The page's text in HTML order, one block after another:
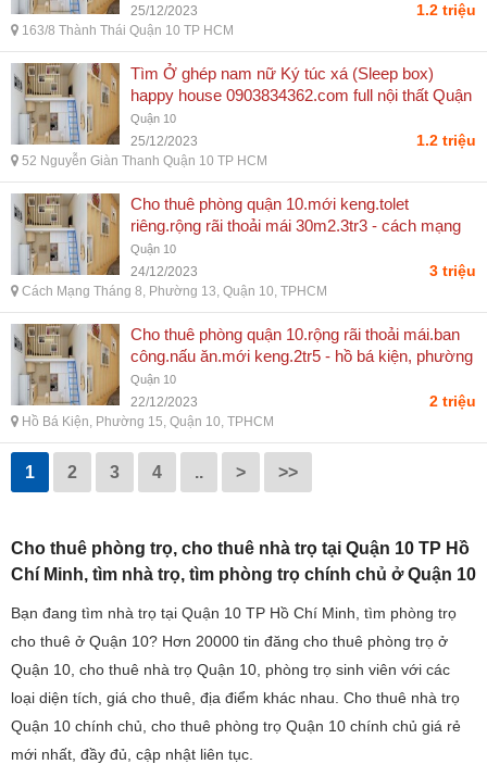
25/12/2023 1.2 triệu
163/8 Thành Thái Quận 10 TP HCM
Tìm Ở ghép nam nữ Ký túc xá (Sleep box)
happy house 0903834362.com full nội thất Quận
10 - giá 1,2tr - Đại Phúc
Quận 10
25/12/2023 1.2 triệu
52 Nguyễn Giàn Thanh Quận 10 TP HCM
Cho thuê phòng quận 10.mới keng.tolet
riêng.rộng rãi thoải mái 30m2.3tr3 - cách mạng
tháng 8, phường 13, quận 10, tphcm
Quận 10
24/12/2023 3 triệu
Cách Mạng Tháng 8, Phường 13, Quận 10, TPHCM
Cho thuê phòng quận 10.rộng rãi thoải mái.ban
công.nấu ăn.mới keng.2tr5 - hồ bá kiện, phường
15, quận 10, tphcm
Quận 10
22/12/2023 2 triệu
Hồ Bá Kiện, Phường 15, Quận 10, TPHCM
1 2 3 4 .. > >>
Cho thuê phòng trọ, cho thuê nhà trọ tại Quận 10 TP Hồ
Chí Minh, tìm nhà trọ, tìm phòng trọ chính chủ ở Quận 10
Bạn đang tìm nhà trọ tại Quận 10 TP Hồ Chí Minh, tìm phòng trọ
cho thuê ở Quận 10? Hơn 20000 tin đăng cho thuê phòng trọ ở
Quận 10, cho thuê nhà trọ Quận 10, phòng trọ sinh viên với các
loại diện tích, giá cho thuê, địa điểm khác nhau. Cho thuê nhà trọ
Quận 10 chính chủ, cho thuê phòng trọ Quận 10 chính chủ giá rẻ
mới nhất, đầy đủ, cập nhật liên tục.